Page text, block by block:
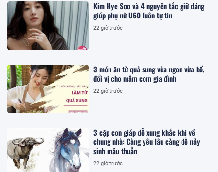
Kim Hye Soo và 4 nguyên tắc giữ dáng
giúp phụ nữ U60 luôn tự tin
22 giờ trước
3 món ăn từ quả sung vừa ngon vừa bổ,
đổi vị cho mâm cơm gia đình
22 giờ trước
3 cặp con giáp dễ xung khắc khi về
chung nhà: Càng yêu lâu càng dễ nảy
sinh mâu thuẫn
22 giờ trước